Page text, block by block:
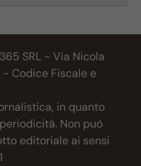
SRL - Via Nicola
- Codice Fiscale e
in quanto
Non può
editoriale ai sensi